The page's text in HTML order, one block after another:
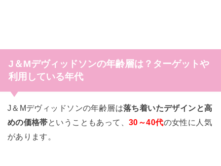
J＆Mデヴィッドソンの年齢層は？ターゲットや
利用している年代
J＆Mデヴィッドソンの年齢層は落ち着いたデザインと高
めの価格帯ということもあって、30～40代の女性に人気
があります。